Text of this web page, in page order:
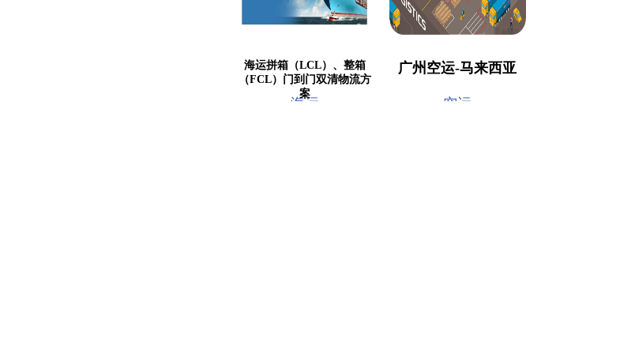
海运拼箱（LCL）、整箱
（FCL）门到门双清物流方
案
海运
广州空运-马来西亚
空运